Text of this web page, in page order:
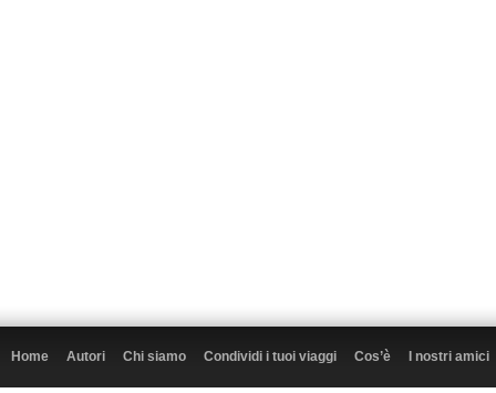
Home Autori Chi siamo Condividi i tuoi viaggi Cos’è I nostri amici